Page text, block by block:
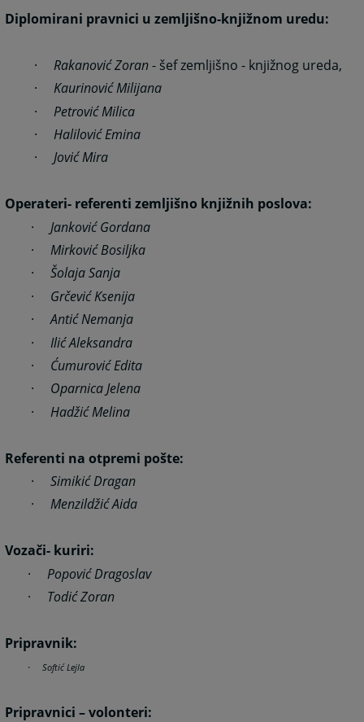
Diplomirani pravnici u zemljišno-knjižnom uredu:
·Rakanović Zoran- šef zemljišno - knjižnog ureda,
·Kaurinović Milijana
·Petrović Milica
·Halilović Emina
·Jović Mira
Operateri- referenti zemljišno knjižnih poslova:
·Janković Gordana
·Mirković Bosiljka
·Šolaja Sanja
· Grčević Ksenija
·Antić Nemanja
·Ilić Aleksandra
· Ćumurović Edita
· Oparnica Jelena
·Hadžić Melina
Referenti na otpremi pošte:
·Simikić Dragan
·Menzildžić Aida
Vozači- kuriri:
·Popović Dragoslav
· Todić Zoran
Pripravnik:
·Softić Lejla
Pripravnici – volonteri: